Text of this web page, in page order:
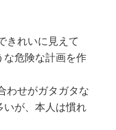
きれいに見えて
な危険な計画を作
わせがガタガタな
いが、本人は慣れ